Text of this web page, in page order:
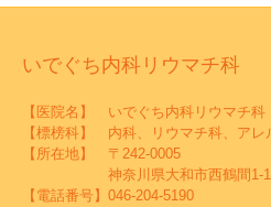
いでぐち内科リウマチ科
【医院名】 いでぐち内科リウマチ科
【標榜科】 内科、リウマチ科、アレ
【所在地】 〒242-0005
神奈川県大和市西鶴間1-
【電話番号】 046-204-5190